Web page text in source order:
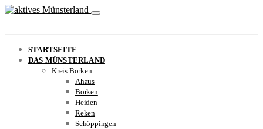
STARTSEITE
DAS MÜNSTERLAND
Kreis Borken
Ahaus
Borken
Heiden
Reken
Schöppingen